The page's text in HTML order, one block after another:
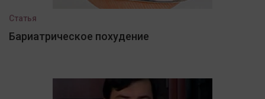
Статья
Бариатрическое похудение